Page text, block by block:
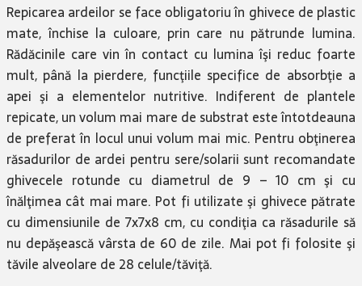
Repicarea ardeilor se face obligatoriu în ghivece de plastic
mate, închise la culoare, prin care nu pătrunde lumina.
Rădăcinile care vin în contact cu lumina îşi reduc foarte
mult, până la pierdere, funcţiile specifice de absorbţie a
apei şi a elementelor nutritive. Indiferent de plantele
repicate, un volum mai mare de substrat este întotdeauna
de preferat în locul unui volum mai mic. Pentru obţinerea
răsadurilor de ardei pentru sere/solarii sunt recomandate
ghivecele rotunde cu diametrul de 9 – 10 cm şi cu
înălţimea cât mai mare. Pot fi utilizate şi ghivece pătrate
cu dimensiunile de 7x7x8 cm, cu condiţia ca răsadurile să
nu depăşească vârsta de 60 de zile. Mai pot fi folosite şi
tăvile alveolare de 28 celule/tăviţă.